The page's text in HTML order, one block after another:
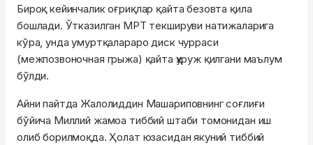
Бироқ кейинчалик оғриқлар қайта безовта қила
бошлади. Ўтказилган МРТ текшируви натижаларига
кўра, унда умуртқалараро диск чурраси
(межпозвоночная грыжа) қайта ҳуруж қилгани маълум
бўлди.
Айни пайтда Жалолиддин Машариповнинг соғлиғи
бўйича Миллий жамоа тиббий штаби томонидан иш
олиб борилмоқда. Ҳолат юзасидан якуний тиббий